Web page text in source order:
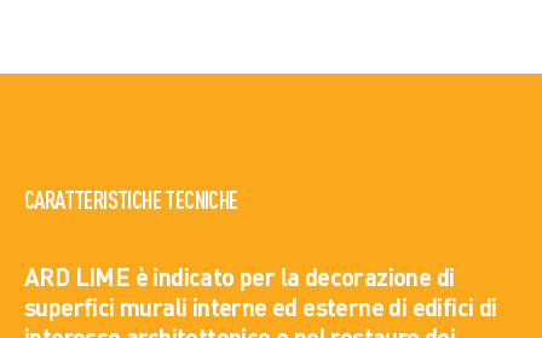
CARATTERISTICHE TECNICHE
ARD LIME è indicato per la decorazione di
superfici murali interne ed esterne di edifici di